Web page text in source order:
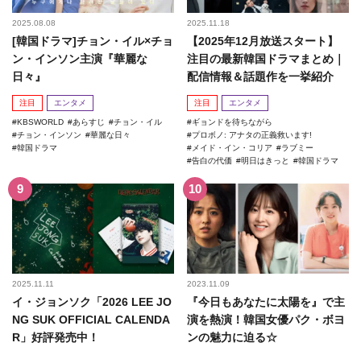
2025.08.08
[韓国ドラマ]チョン・イル×チョ
ン・インソン主演『華麗な
日々』
注目 エンタメ
KBSWORLD あらすじ
チョン・イル
チョン・インソン
華麗な日々
韓国ドラマ
2025.11.18
【2025年12月放送スタート】
注目の最新韓国ドラマまとめ｜
配信情報＆話題作を一挙紹介
注目 エンタメ
ギョンドを待ちながら
プロボノ: アナタの正義救います!
メイド・イン・コリア
ラブミー
告白の代価
明日はきっと 韓国ドラマ
2025.11.11
イ・ジョンソク「2026 LEE JO
NG SUK OFFICIAL CALENDA
R」好評発売中！
2023.11.09
『今日もあなたに太陽を』で主
演を熱演！韓国女優パク・ボヨ
ンの魅力に迫る☆